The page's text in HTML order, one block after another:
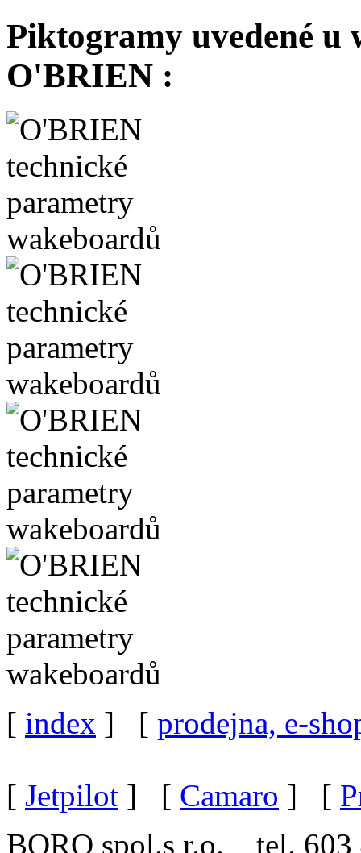
Piktogramy uvedené u
O'BRIEN :
[ index ] [ prodejna, e-
[ Jetpilot ] [ Camaro ] [
BORO spol.s r.o. tel. 603